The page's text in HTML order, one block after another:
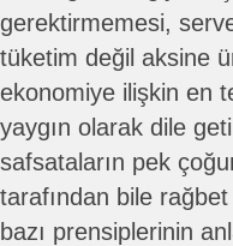
gerektirmemesi,
tüketim değil aksine
ekonomiye ilişkin en
yaygın olarak dile
safsataların pek
tarafından bile
bazı prensiplerinin